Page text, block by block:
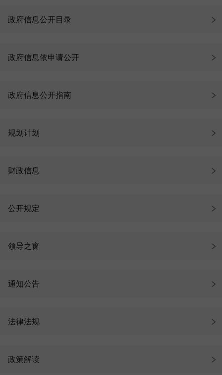
政府信息公开目录
政府信息依申请公开
政府信息公开指南
规划计划
财政信息
公开规定
领导之窗
通知公告
法律法规
政策解读